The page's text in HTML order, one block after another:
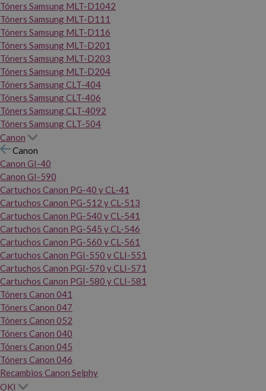
Tóners Samsung MLT-D1042
Tóners Samsung MLT-D111
Tóners Samsung MLT-D116
Tóners Samsung MLT-D201
Tóners Samsung MLT-D203
Tóners Samsung MLT-D204
Tóners Samsung CLT-404
Tóners Samsung CLT-406
Tóners Samsung CLT-4092
Tóners Samsung CLT-504
Canon
Canon
Canon GI-40
Canon GI-590
Cartuchos Canon PG-40 y CL-41
Cartuchos Canon PG-512 y CL-513
Cartuchos Canon PG-540 y CL-541
Cartuchos Canon PG-545 y CL-546
Cartuchos Canon PG-560 y CL-561
Cartuchos Canon PGI-550 y CLI-551
Cartuchos Canon PGI-570 y CLI-571
Cartuchos Canon PGI-580 y CLI-581
Tóners Canon 041
Tóners Canon 047
Tóners Canon 052
Tóners Canon 040
Tóners Canon 045
Tóners Canon 046
Recambios Canon Selphy
OKI